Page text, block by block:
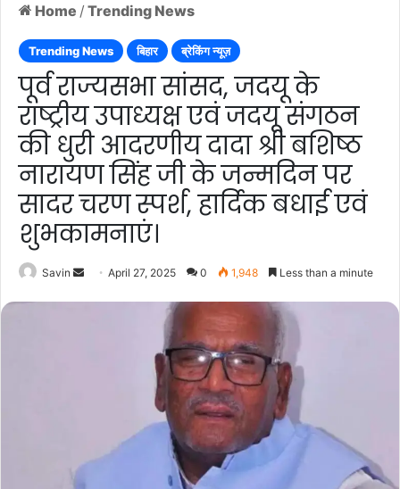
Home / Trending News
Trending News बिहार ब्रेकिंग न्यूज़
पूर्व राज्यसभा सांसद, जदयू के
राष्ट्रीय उपाध्यक्ष एवं जदयू संगठन
की धुरी आदरणीय दादा श्री बशिष्ठ
नारायण सिंह जी के जन्मदिन पर
सादर चरण स्पर्श, हार्दिक बधाई एवं
शुभकामनाएं।
Savin
SendApril 27, 2025 0 1,948 Less than a minute